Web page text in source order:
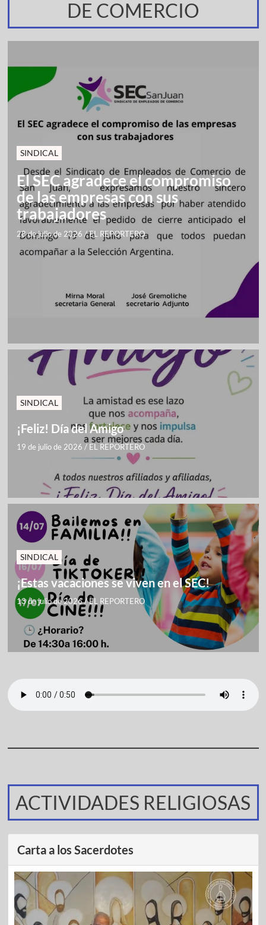
DE COMERCIO
SINDICAL
El SEC agradece el compromiso
de las empresas con sus
trabajadores
28 de julio de 2026 /EL REPORTERO
SINDICAL
¡Feliz! Día del Amigo
19 de julio de 2026 / EL REPORTERO
SINDICAL
¡Estas vacaciones se viven en el SEC!
13 de julio de 2026/EL REPORTERO
ACTIVIDADES RELIGIOSAS
Carta a los Sacerdotes